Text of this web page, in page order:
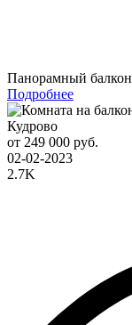
Панорамный
Подробнее
Кудрово
от 249 000 руб.
02-02-2023
2.7K